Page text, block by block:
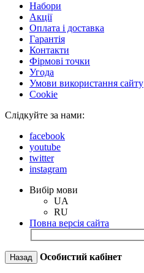
Набори
Акції
Оплата і доставка
Гарантія
Контакти
Фірмові точки
Угода
Умови використання сайту
Cookie
Слідкуйте за нами:
facebook
youtube
twitter
instagram
Вибір мови
UA
RU
Повна версія сайта
Назад Особистий кабінет